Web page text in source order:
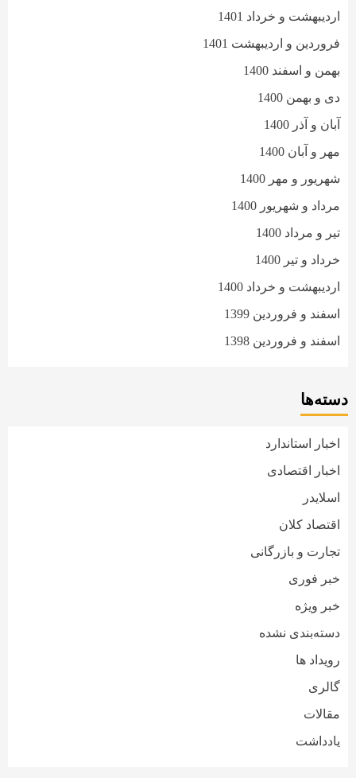
اردیبهشت و خرداد 1401
فروردین و اردیبهشت 1401
بهمن و اسفند 1400
دی و بهمن 1400
آبان و آذر 1400
مهر و آبان 1400
شهریور و مهر 1400
مرداد و شهریور 1400
تیر و مرداد 1400
خرداد و تیر 1400
اردیبهشت و خرداد 1400
اسفند و فروردین 1399
اسفند و فروردین 1398
دسته‌ها
اخبار استاندارد
اخبار اقتصادی
اسلایدر
اقتصاد کلان
تجارت و بازرگانی
خبر فوری
خبر ویژه
دسته‌بندی نشده
رویداد ها
گالری
مقالات
یادداشت